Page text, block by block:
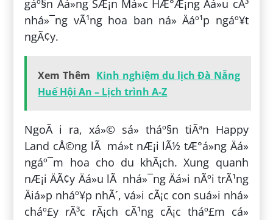
gáº§n Äá»ng SÆ¡n Má»c HÆ°Æ¡ng Äá»u cÃ³
nhá»¯ng vÃ¹ng hoa ban ná» Äáº¹p ngáº¥t
ngÃ¢y.
Xem Thêm Kinh nghiệm du lịch Đà Nẵng
Huế Hội An – Lịch trình A-Z
NgoÃ i ra, xá»© sá» tháº§n tiÃªn Happy
Land cÅ©ng lÃ má»t nÆ¡i lÃ½ tÆ°á»ng Äá»
ngáº¯m hoa cho du khÃ¡ch. Xung quanh
nÆ¡i ÄÃ¢y Äá»u lÃ nhá»¯ng Äá»i nÃºi trÃ¹ng
Äiá»p nháº¥p nhÃ´, vá»i cÃ¡c con suá»i nhá»
cháº£y rÃ³c rÃ¡ch cÃ¹ng cÃ¡c tháº£m cá»